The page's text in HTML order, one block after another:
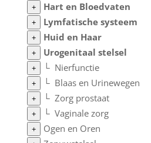
+ Hart en Bloedvaten
+ Lymfatische systeem
+ Huid en Haar
+ Urogenitaal stelsel
+ └ Nierfunctie
+ └ Blaas en Urinewegen
+ └ Zorg prostaat
+ └ Vaginale zorg
+ Ogen en Oren